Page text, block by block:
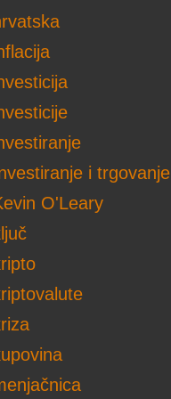
i trgovanje
O'Leary